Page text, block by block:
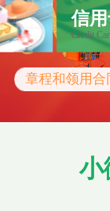
信
Credit
章程和领用合
小